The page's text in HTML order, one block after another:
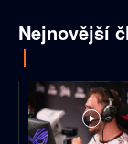
Nejnovější